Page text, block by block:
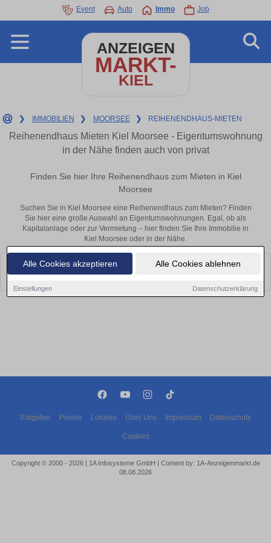
Alle Cookies akzeptieren Alle Cookies ablehnen
Einstellungen Datenschutzerklärung
Event Auto Immo Job
ANZEIGEN
MARKT-
KIEL
❯ IMMOBILIEN ❯ MOORSEE ❯ REIHENENDHAUS-MIETEN
Reihenendhaus Mieten Kiel Moorsee - Eigentumswohnung
in der Nähe finden auch von privat
Finden Sie hier Ihre Reihenendhaus zum Mieten in Kiel
Moorsee
Suchen Sie in Kiel Moorsee eine Reihenendhaus zum Mieten? Finden
Sie hier eine große Auswahl an Eigentumswohnungen. Egal, ob als
Kapitalanlage oder zur Vermietung – hier finden Sie Ihre Immobilie in
Kiel Moorsee oder in der Nähe.
Leider konnten wir derzeit keine passenden Objekte finden. Schauen Sie
bald wieder vorbei!
Ratgeber Presse Lokales Über Uns Impressum Datenschutz
Cookies
Copyright © 2000 - 2026 | 1A Infosysteme GmbH | Content by: 1A-Anzeigenmarkt.de
08.08.2026